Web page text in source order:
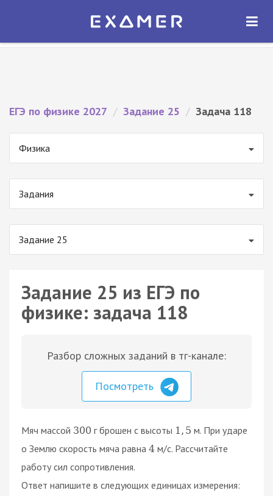
Экзамер — ЕГЭ 2027
ОТКРЫТЬ
ЕГЭ по физике 2027 / Задание 25 / Задача 118
Физика
Задания
Задание 25
Задание 25 из ЕГЭ по
физике: задача 118
Разбор сложных заданий в тг-канале:
Посмотреть
Мяч массой 300 г брошен с высоты 1 , 5 м. При ударе
о Землю скорость мяча равна 4 м/с. Рассчитайте
работу сил сопротивления.
Ответ напишите в следующих единицах измерения: